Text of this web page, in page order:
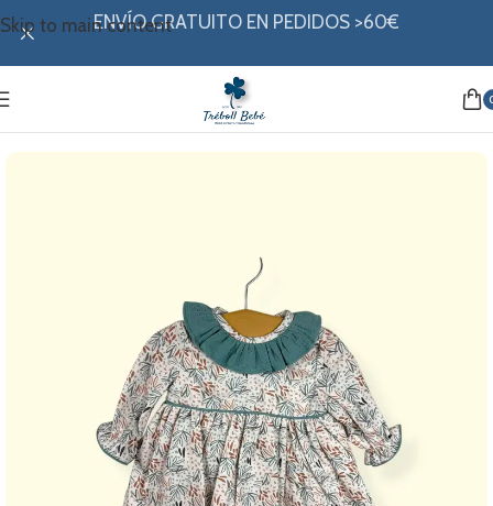
Skip to main contentENVÍO GRATUITO EN PEDIDOS >60€
Colección invierno